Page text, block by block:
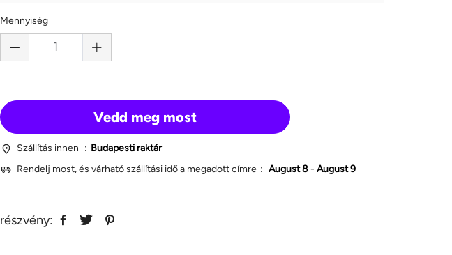
Mennyiség
Vedd meg most
Szállítás innen ： Budapesti raktár
Rendelj most, és várható szállítási idő a megadott címre： August 8- August 9
részvény: